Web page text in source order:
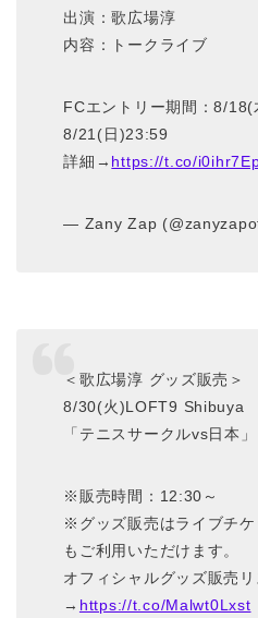
出演：歌広場淳
内容：トークライブ
FCエントリー期間：8/18(
8/21(日)23:59
詳細→ https://t.co/
— Zany Zap
＜歌広場淳 グッズ販売＞
8/30(火)LOFT9 Shibuya
「テニスサークルvs日本」
※販売時間：12:30～
※グッズ販売はライブチ
もご利用いただけます。
オフィシャルグッズ販売
→ https://t.co/Malwt0Lxst